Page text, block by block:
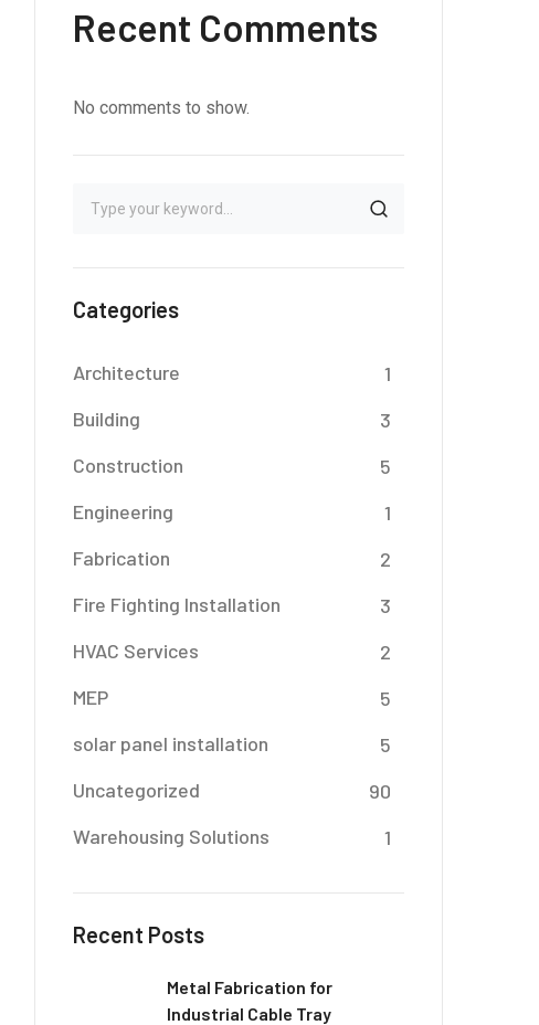
Recent Comments
No comments to show.
Categories
Architecture
1
Building
3
Construction
5
Engineering
1
Fabrication
2
Fire Fighting Installation
3
HVAC Services
2
MEP
5
solar panel installation
5
Uncategorized
90
Warehousing Solutions
1
Recent Posts
Metal Fabrication for
Industrial Cable Tray